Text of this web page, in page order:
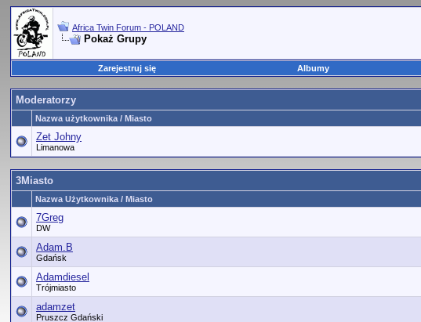
Africa Twin Forum - POLAND
Pokaż Grupy
Zarejestruj się Albumy
Moderatorzy
Nazwa użytkownika / Miasto
Zet Johny
Limanowa
3Miasto
Nazwa Użytkownika / Miasto
7Greg
DW
Adam.B
Gdańsk
Adamdiesel
Trójmiasto
adamzet
Pruszcz Gdański